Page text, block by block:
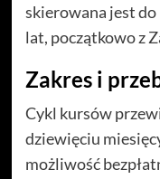
skierowana jest
lat, początkowo z
Zakres i
Cykl kursów
dziewięciu
możliwość